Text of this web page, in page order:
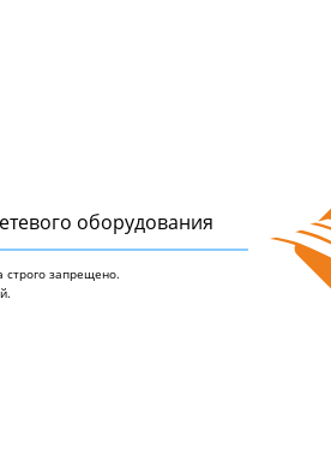
оборудования
строго запрещено.